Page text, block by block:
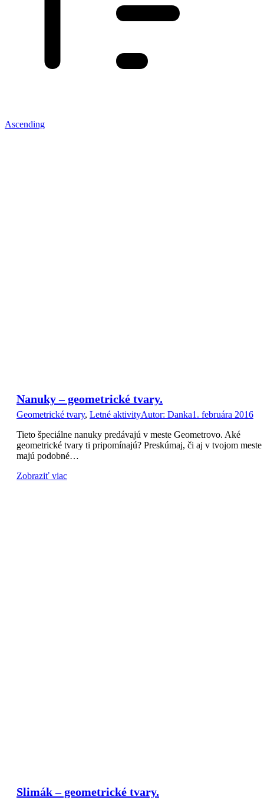
Ascending
Nanuky – geometrické tvary.
Geometrické tvary, Letné aktivityAutor: Danka1. februára 2016
Tieto špeciálne nanuky predávajú v meste Geometrovo. Aké
geometrické tvary ti pripomínajú? Preskúmaj, či aj v tvojom meste
majú podobné…
Zobraziť viac
Slimák – geometrické tvary.